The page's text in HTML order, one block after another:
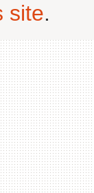
site.